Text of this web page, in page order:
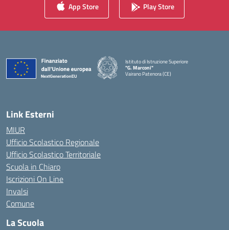
App Store Play Store
Istituto di Istruzione Superiore
"G. Marconi"
Vairano Patenora (CE)
Link Esterni
MIUR
Ufficio Scolastico Regionale
Ufficio Scolastico Territoriale
Scuola in Chiaro
Iscrizioni On Line
Invalsi
Comune
La Scuola